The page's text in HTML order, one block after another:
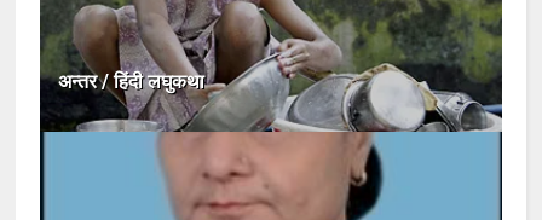
अन्तर / हिंदी लघुकथा